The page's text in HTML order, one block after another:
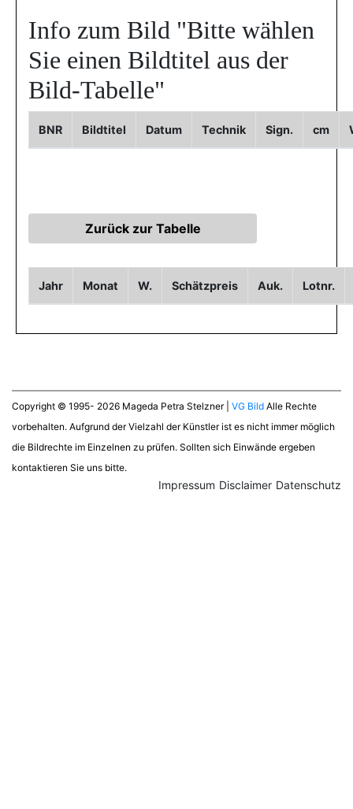
Info zum Bild "Bitte wählen
Sie einen Bildtitel aus der
Bild-Tabelle"
BNR Bildtitel Datum Technik Sign. cm
Jahr Monat W. Schätzpreis Auk. Lotnr.
Copyright © 1995- 2026 Mageda Petra Stelzner | VG Bild Alle Rechte
vorbehalten. Aufgrund der Vielzahl der Künstler ist es nicht immer möglich
die Bildrechte im Einzelnen zu prüfen. Sollten sich Einwände ergeben
kontaktieren Sie uns bitte.
Datenschutz
Disclaimer
Impressum